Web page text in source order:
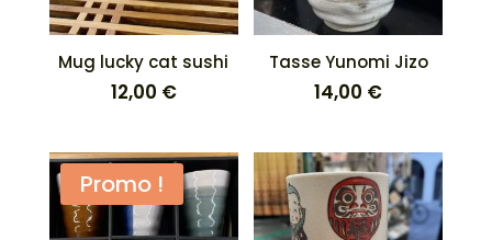
Mug lucky cat sushi
12,00 €
Tasse Yunomi Jizo
14,00 €
Promo !